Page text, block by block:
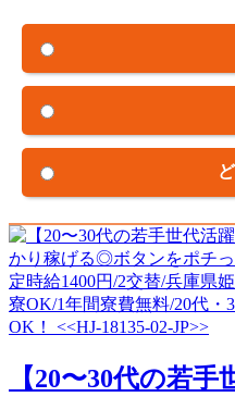
【20〜30代の若